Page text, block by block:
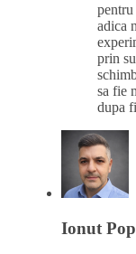
adica
prin
sa fie
dupa
Ionut